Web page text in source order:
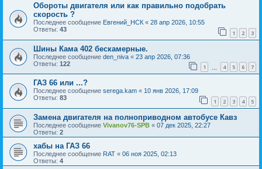
Обороты двигателя или как правильно подобрать
скорость ?
Последнее сообщение Евгений_НСК « 28 апр 2026, 10:55
Ответы: 43 1 2 3
Шины Кама 402 бескамерные.
Последнее сообщение den_niva « 23 апр 2026, 07:36
Ответы: 122 1 4 5 6 7
ГАЗ 66 или ...?
Последнее сообщение serega.kam « 10 янв 2026, 17:09
Ответы: 83 1 2 3 4 5
Замена двигателя на полноприводном автобусе Кавз
Последнее сообщение Vivanov76-SPB « 07 дек 2025, 22:27
Ответы: 2
хабы на ГАЗ 66
Последнее сообщение RAT « 06 ноя 2025, 02:13
Ответы: 4